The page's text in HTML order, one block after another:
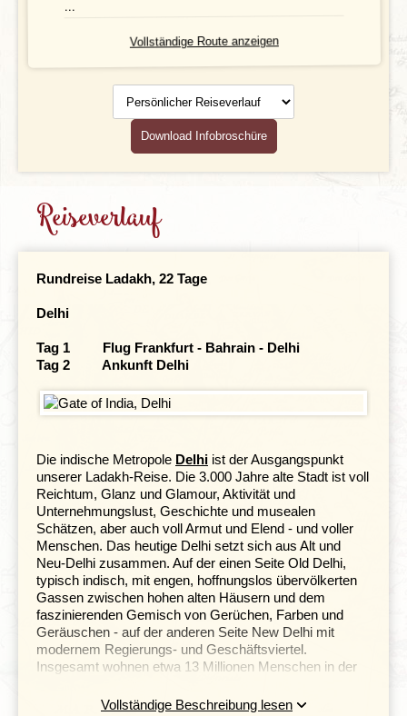
Reisedokumente
Geld
...
Vollständige Route anzeigen
Reiseverlauf
Download Infobroschüre
Reiseverlauf
Rundreise Ladakh, 22 Tage
Delhi
Tag 1 Flug Frankfurt - Bahrain - Delhi
Tag 2 Ankunft Delhi
Die indische Metropole Delhi ist der Ausgangspunkt
unserer Ladakh-Reise. Die 3.000 Jahre alte Stadt ist voll
Reichtum, Glanz und Glamour, Aktivität und
Unternehmungslust, Geschichte und musealen
Schätzen, aber auch voll Armut und Elend - und voller
Menschen. Das heutige Delhi setzt sich aus Alt und
Neu-Delhi zusammen. Auf der einen Seite Old Delhi,
typisch indisch, mit engen, hoffnungslos übervölkerten
Gassen zwischen hohen alten Häusern und dem
faszinierenden Gemisch von Gerüchen, Farben und
Geräuschen - auf der anderen Seite New Delhi mit
modernem Regierungs- und Geschäftsviertel.
Insgesamt wohnen etwa 13 Millionen Menschen in der
Vollständige Beschreibung lesen